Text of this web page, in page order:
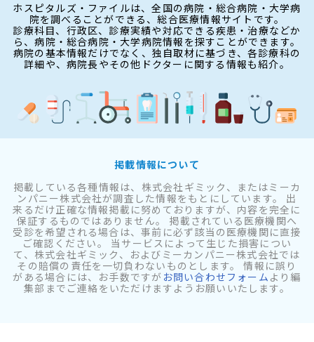
ホスピタルズ・ファイルは、全国の病院・総合病院・大学病
院を調べることができる、総合医療情報サイトです。
診療科目、行政区、診療実績や対応できる疾患・治療などか
ら、病院・総合病院・大学病院情報を探すことができます。
病院の基本情報だけでなく、独自取材に基づき、各診療科の
詳細や、病院長やその他ドクターに関する情報も紹介。
掲載情報について
掲載している各種情報は、株式会社ギミック、またはミーカ
ンパニー株式会社が調査した情報をもとにしています。 出
来るだけ正確な情報掲載に努めておりますが、内容を完全に
保証するものではありません。 掲載されている医療機関へ
受診を希望される場合は、事前に必ず該当の医療機関に直接
ご確認ください。 当サービスによって生じた損害につい
て、株式会社ギミック、およびミーカンパニー株式会社では
その賠償の責任を一切負わないものとします。 情報に誤り
がある場合には、お手数ですが お問い合わせフォーム より編
集部までご連絡をいただけますようお願いいたします。